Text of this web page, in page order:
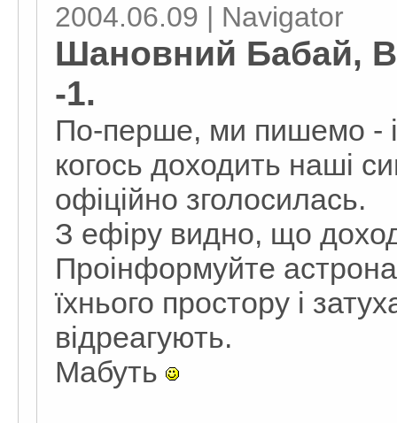
2004.06.09 | Navigator
Шановний Бабай,
-1.
По-перше, ми пишемо - і
когось доходить наші
офіційно зголосилась.
З ефіру видно, що
Проінформуйте
їхнього простору і
відреагують.
Мабуть